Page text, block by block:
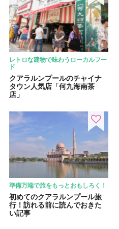
レトロな建物で味わうローカルフー
ド
クアラルンプールのチャイナ
タウン人気店「何九海南茶
店」
準備万端で旅をもっとおもしろく！
初めてのクアラルンプール旅
行！訪れる前に読んでおきた
い記事